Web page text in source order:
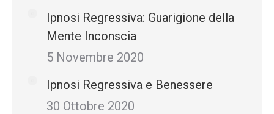
Ipnosi Regressiva: Guarigione della
Mente Inconscia
5 Novembre 2020
Ipnosi Regressiva e Benessere
30 Ottobre 2020